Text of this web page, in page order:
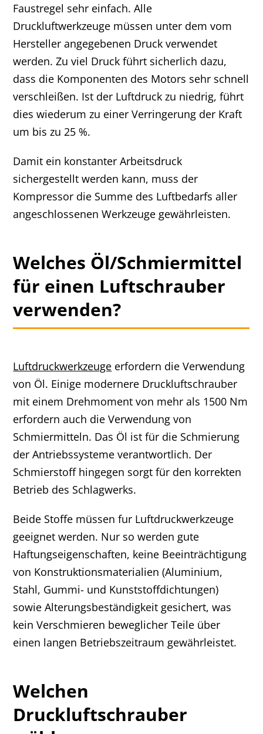
Faustregel sehr einfach. Alle
Druckluftwerkzeuge müssen unter dem vom
Hersteller angegebenen Druck verwendet
werden. Zu viel Druck führt sicherlich dazu,
dass die Komponenten des Motors sehr schnell
verschleißen. Ist der Luftdruck zu niedrig, führt
dies wiederum zu einer Verringerung der Kraft
um bis zu 25 %.
Damit ein konstanter Arbeitsdruck
sichergestellt werden kann, muss der
Kompressor die Summe des Luftbedarfs aller
angeschlossenen Werkzeuge gewährleisten.
Welches Öl/Schmiermittel
für einen Luftschrauber
verwenden?
Luftdruckwerkzeuge erfordern die Verwendung
von Öl. Einige modernere Druckluftschrauber
mit einem Drehmoment von mehr als 1500 Nm
erfordern auch die Verwendung von
Schmiermitteln. Das Öl ist für die Schmierung
der Antriebssysteme verantwortlich. Der
Schmierstoff hingegen sorgt für den korrekten
Betrieb des Schlagwerks.
Beide Stoffe müssen fur Luftdruckwerkzeuge
geeignet werden. Nur so werden gute
Haftungseigenschaften, keine Beeinträchtigung
von Konstruktionsmaterialien (Aluminium,
Stahl, Gummi- und Kunststoffdichtungen)
sowie Alterungsbeständigkeit gesichert, was
kein Verschmieren beweglicher Teile über
einen langen Betriebszeitraum gewährleistet.
Welchen
Druckluftschrauber